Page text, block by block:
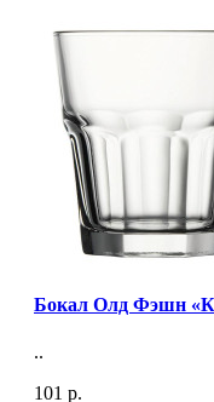
Бокал Олд Фэшн
..
101 р.